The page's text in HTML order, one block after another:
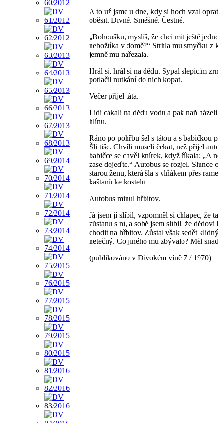
A to už jsme u dne, kdy si hoch vzal
oběsit. Divné. Směšné. Čestné.
„Bohoušku, myslíš, že chci mít ještě
nebožtíka v domě?“ Strhla mu smyčku z
jemně mu nařezala.
Hrál si, hrál si na dědu. Sypal slepicím
potlačil nutkání do nich kopat.
Večer přijel táta.
Lidi cákali na dědu vodu a pak naň
hlínu.
Ráno po pohřbu šel s tátou a s babičkou
Šli tiše. Chvíli museli čekat, než přijel
babičce se chvěl knírek, když říkala: „A
zase dojeďte.“ Autobus se rozjel. Slunce
starou ženu, která šla s vlňákem přes
kaštanů ke kostelu.
Autobus minul hřbitov.
Já jsem jí slíbil, vzpomněl si chlapec, že
zůstanu s ní, a sobě jsem slíbil, že dědovi
chodit na hřbitov. Zůstal však sedět
netečný. Co jiného mu zbývalo? Měl
(publikováno v Divokém víně 7 / 1970)